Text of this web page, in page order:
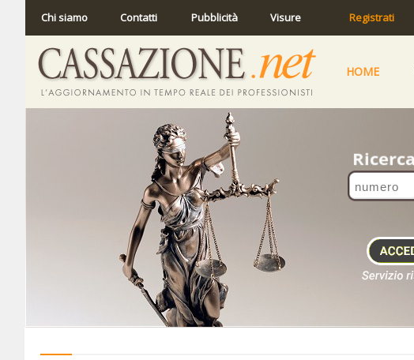
Chi siamo Contatti Pubblicità Visure Registrati
HOME